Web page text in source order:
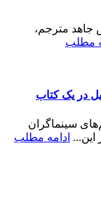
جاهد مترجم،
مطلب
در یک کتاب
سینماگران
این... ادامه مطلب